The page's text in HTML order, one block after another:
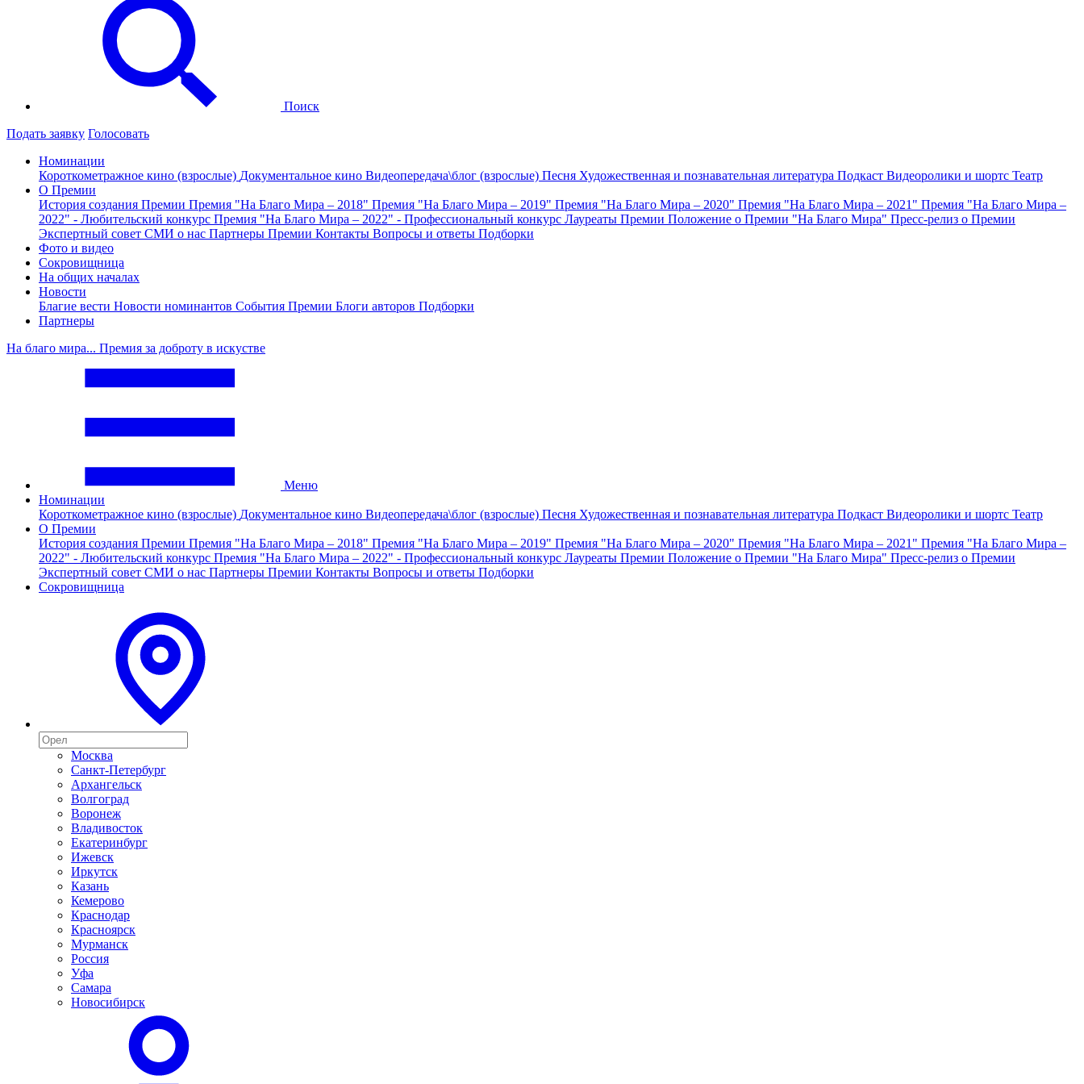
Поиск
Подать заявку Голосовать
Номинации
Короткометражное кино (взрослые) Документальное кино Видеопередача\блог (взрослые) Песня Художественная и познавательная литература Подкаст Видеоролики и шортс Театр
О Премии
История создания Премии Премия "На Благо Мира – 2018" Премия "На Благо Мира – 2019" Премия "На Благо Мира – 2020" Премия "На Благо Мира – 2021" Премия "На Благо Мира –
2022" - Любительский конкурс Премия "На Благо Мира – 2022" - Профессиональный конкурс Лауреаты Премии Положение о Премии "На Благо Мира" Пресс-релиз о Премии
Экспертный совет СМИ о нас Партнеры Премии Контакты Вопросы и ответы Подборки
Фото и видео
Сокровищница
На общих началах
Новости
Благие вести Новости номинантов События Премии Блоги авторов Подборки
Партнеры
На благо мира... Премия за доброту в искустве
Меню
Номинации
Короткометражное кино (взрослые) Документальное кино Видеопередача\блог (взрослые) Песня Художественная и познавательная литература Подкаст Видеоролики и шортс Театр
О Премии
История создания Премии Премия "На Благо Мира – 2018" Премия "На Благо Мира – 2019" Премия "На Благо Мира – 2020" Премия "На Благо Мира – 2021" Премия "На Благо Мира –
2022" - Любительский конкурс Премия "На Благо Мира – 2022" - Профессиональный конкурс Лауреаты Премии Положение о Премии "На Благо Мира" Пресс-релиз о Премии
Экспертный совет СМИ о нас Партнеры Премии Контакты Вопросы и ответы Подборки
Сокровищница
Москва
Санкт-Петербург
Архангельск
Волгоград
Воронеж
Владивосток
Екатеринбург
Ижевск
Иркутск
Казань
Кемерово
Краснодар
Красноярск
Мурманск
Россия
Уфа
Самара
Новосибирск